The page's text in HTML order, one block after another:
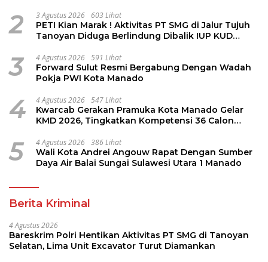
2 3 Agustus 2026 603 Lihat
PETI Kian Marak ! Aktivitas PT SMG di Jalur Tujuh
Tanoyan Diduga Berlindung Dibalik IUP KUD
3 4 Agustus 2026 591 Lihat
Forward Sulut Resmi Bergabung Dengan Wadah
Pokja PWI Kota Manado
4 4 Agustus 2026 547 Lihat
Kwarcab Gerakan Pramuka Kota Manado Gelar
KMD 2026, Tingkatkan Kompetensi 36 Calon
5 4 Agustus 2026 386 Lihat
Wali Kota Andrei Angouw Rapat Dengan Sumber
Daya Air Balai Sungai Sulawesi Utara 1 Manado
Berita Kriminal
4 Agustus 2026
Bareskrim Polri Hentikan Aktivitas PT SMG di Tanoyan
Selatan, Lima Unit Excavator Turut Diamankan